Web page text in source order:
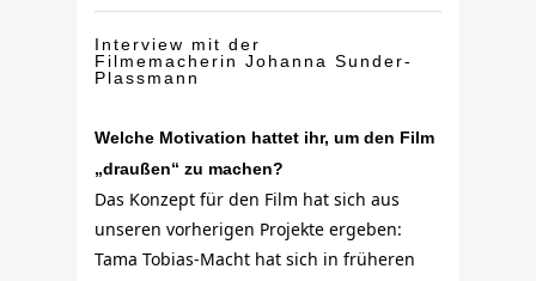
Interview mit der
Filmemacherin Johanna Sunder-
Plassmann
Welche Motivation hattet ihr, um den Film
„draußen“ zu machen?
Das Konzept für den Film hat sich aus
unseren vorherigen Projekte ergeben:
Tama Tobias-Macht hat sich in früheren